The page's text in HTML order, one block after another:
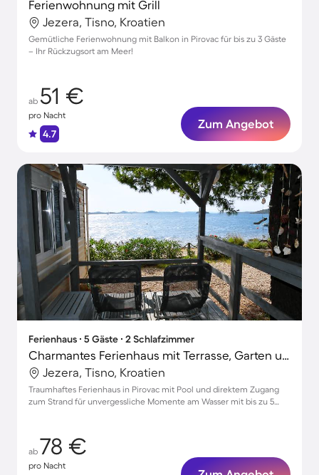
Ferienwohnung mit Grill
Jezera, Tisno, Kroatien
Gemütliche Ferienwohnung mit Balkon in Pirovac für bis zu 3 Gäste
– Ihr Rückzugsort am Meer!
ab 51 €
pro Nacht
4.7
Zum Angebot
Ferienhaus ∙ 5 Gäste ∙ 2 Schlafzimmer
Charmantes Ferienhaus mit Terrasse, Garten und Pool | Naturblick | Nah am Strand
Jezera, Tisno, Kroatien
Traumhaftes Ferienhaus in Pirovac mit Pool und direktem Zugang
zum Strand für unvergessliche Momente am Wasser mit bis zu 5
ab 78 €
pro Nacht